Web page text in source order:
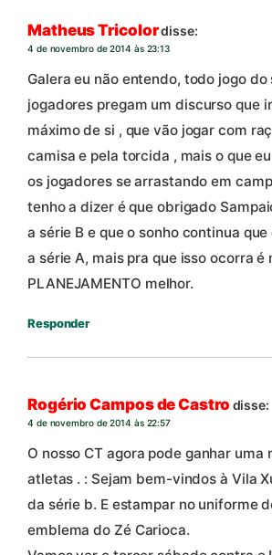
Matheus Tricolordisse:
4 de novembro de 2014 às 23:13
Galera eu não entendo, todo jogo do
jogadores pregam um discurso que
máximo de si , que vão jogar com
camisa e pela torcida , mais o que
os jogadores se arrastando em
tenho a dizer é que obrigado
a série B e que o sonho continua
a série A, mais pra que isso ocorra é
PLANEJAMENTO melhor.
Responder
Rogério Campos de Castro disse:
4 de novembro de 2014 às 22:57
O nosso CT agora pode ganhar uma
atletas . : Sejam bem-vindos à Vila
da série b. E estampar no uniforme
emblema do Zé Carioca.